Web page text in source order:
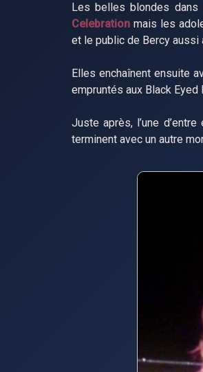
Les belles blondes dans
Celebrationmais les
et le public de Bercy aussi
Elles enchaînent ensuite
empruntés aux Black Eyed
Juste après, l’une
terminent avec un autre